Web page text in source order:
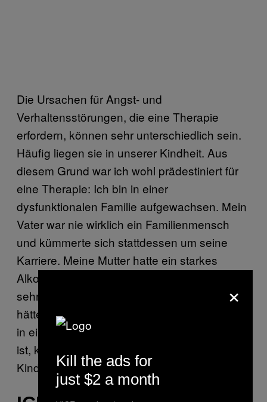
Die Ursachen für Angst- und
Verhaltensstörungen, die eine Therapie
erfordern, können sehr unterschiedlich sein.
Häufig liegen sie in unserer Kindheit. Aus
diesem Grund war ich wohl prädestiniert für
eine Therapie: Ich bin in einer
dysfunktionalen Familie aufgewachsen. Mein
Vater war nie wirklich ein Familienmensch
und kümmerte sich stattdessen um seine
Karriere. Meine Mutter hatte ein starkes
Alkoholproblem und meine Schwester litt zu
sehr unter der Situation, als dass sie für mich
hätte da sein können. Auch jemand, der nicht
in einer solchen Konstellation aufgewachsen
ist, kann sich vorstellen, was das in einem
Kind auslöst: nichts Gutes.
×
Kill the ads for
just $2 a month